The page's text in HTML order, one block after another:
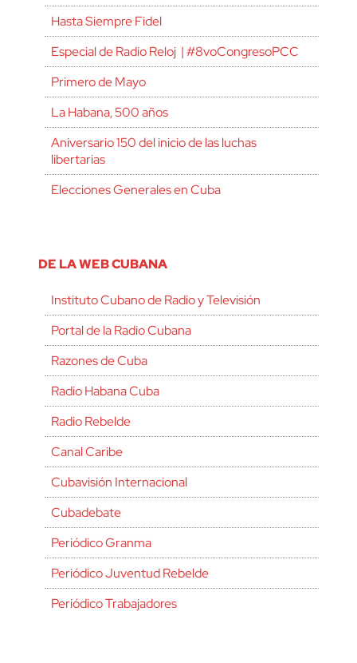
Hasta Siempre Fidel
Especial de Radio Reloj | #8voCongresoPCC
Primero de Mayo
La Habana, 500 años
Aniversario 150 del inicio de las luchas
libertarias
Elecciones Generales en Cuba
DE LA WEB CUBANA
Instituto Cubano de Radio y Televisión
Portal de la Radio Cubana
Razones de Cuba
Radio Habana Cuba
Radio Rebelde
Canal Caribe
Cubavisión Internacional
Cubadebate
Periódico Granma
Periódico Juventud Rebelde
Periódico Trabajadores